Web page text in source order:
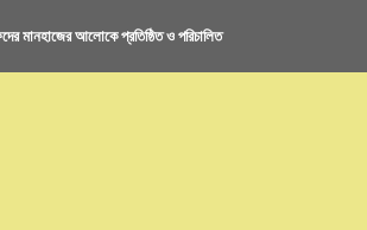
মানহাজের আলোকে প্রতিষ্ঠিত ও পরিচালিত